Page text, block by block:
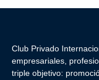
Club Privado
empresariales,
triple objetivo: